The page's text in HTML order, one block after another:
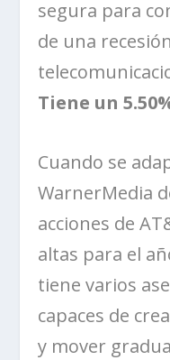
segura para
de una
Tiene un
Cuando se
WarnerMedia
acciones de
altas para el
tiene varios
capaces de
y mover